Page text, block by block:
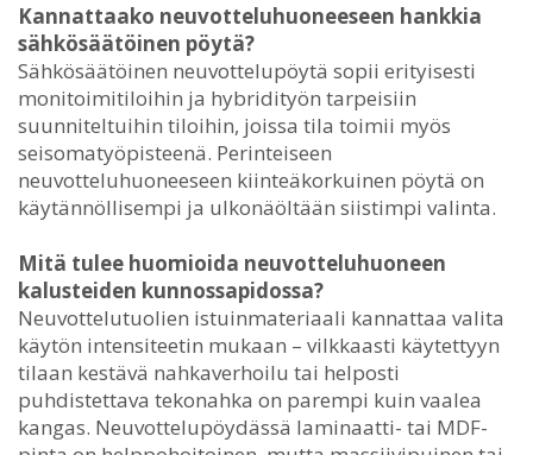
Kannattaako neuvotteluhuoneeseen hankkia
sähkösäätöinen pöytä?
Sähkösäätöinen neuvottelupöytä sopii erityisesti
monitoimitiloihin ja hybridityön tarpeisiin
suunniteltuihin tiloihin, joissa tila toimii myös
seisomatyöpisteenä. Perinteiseen
neuvotteluhuoneeseen kiinteäkorkuinen pöytä on
käytännöllisempi ja ulkonäöltään siistimpi valinta.
Mitä tulee huomioida neuvotteluhuoneen
kalusteiden kunnossapidossa?
Neuvottelutuolien istuinmateriaali kannattaa valita
käytön intensiteetin mukaan – vilkkaasti käytettyyn
tilaan kestävä nahkaverhoilu tai helposti
puhdistettava tekonahka on parempi kuin vaalea
kangas. Neuvottelupöydässä laminaatti- tai MDF-